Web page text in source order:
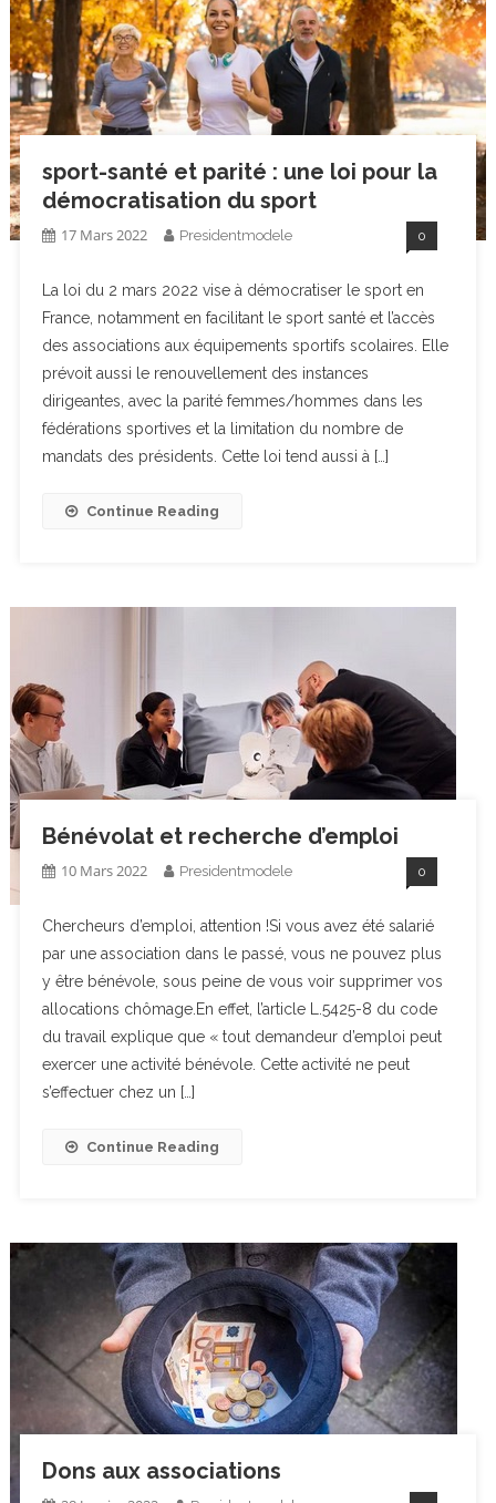
sport-santé et parité : une loi pour la
démocratisation du sport
17 Mars 2022 Presidentmodele 0
La loi du 2 mars 2022 vise à démocratiser le sport en
France, notamment en facilitant le sport santé et l’accès
des associations aux équipements sportifs scolaires. Elle
prévoit aussi le renouvellement des instances
dirigeantes, avec la parité femmes/hommes dans les
fédérations sportives et la limitation du nombre de
mandats des présidents. Cette loi tend aussi à […]
Continue Reading
Bénévolat et recherche d’emploi
10 Mars 2022 Presidentmodele 0
Chercheurs d’emploi, attention !Si vous avez été salarié
par une association dans le passé, vous ne pouvez plus
y être bénévole, sous peine de vous voir supprimer vos
allocations chômage.En effet, l’article L.5425-8 du code
du travail explique que « tout demandeur d’emploi peut
exercer une activité bénévole. Cette activité ne peut
s’effectuer chez un […]
Continue Reading
Dons aux associations